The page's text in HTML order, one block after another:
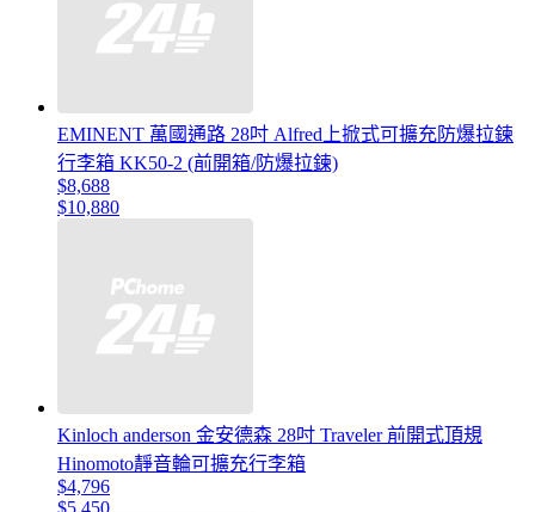
EMINENT 萬國通路 28吋 Alfred上掀式可擴充防爆拉鍊
行李箱 KK50-2 (前開箱/防爆拉鍊)
$8,688
$10,880
Kinloch anderson 金安德森 28吋 Traveler 前開式頂規
Hinomoto靜音輪可擴充行李箱
$4,796